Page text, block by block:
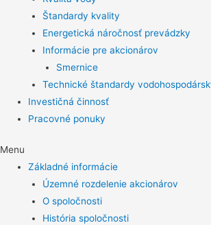
Štandardy kvality
Energetická náročnosť prevádzky
Informácie pre akcionárov
Smernice
Technické štandardy
Investičná činnosť
Pracovné ponuky
Menu
Základné informácie
Územné rozdelenie akcionárov
O spoločnosti
História spoločnosti